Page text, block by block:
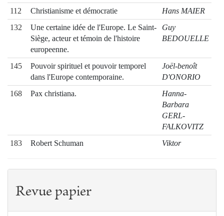
112
Christianisme et démocratie
Hans MAIER
132
Une certaine idée de l'Europe. Le Saint-
Siège, acteur et témoin de l'histoire
europeenne.
Guy
BEDOUELLE
145
Pouvoir spirituel et pouvoir temporel
dans l'Europe contemporaine.
Joël-benoît
D'ONORIO
168
Pax christiana.
Hanna-
Barbara
GERL-
FALKOVITZ
183
Robert Schuman
Viktor
195
L'exemple royal
Marc
204
Connaissez-vous le CCEE ?
GAL
Revue papier